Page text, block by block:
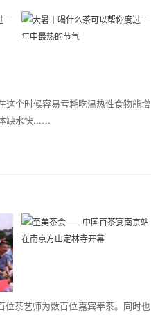
这个时候容易亏耗吃温热性食物能增
缺水快...…
位茶艺师为数百位嘉宾奉茶。同时也